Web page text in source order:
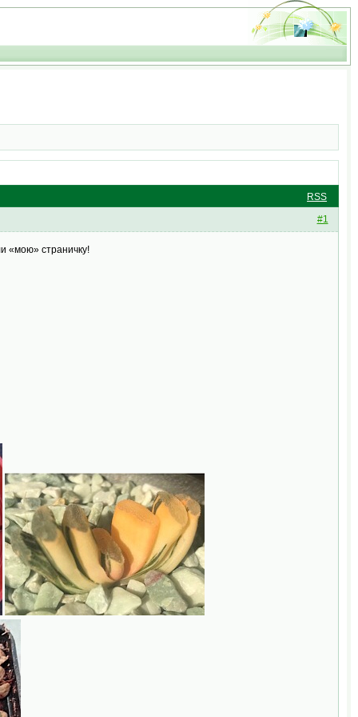
RSS
#1
«мою» страничку!